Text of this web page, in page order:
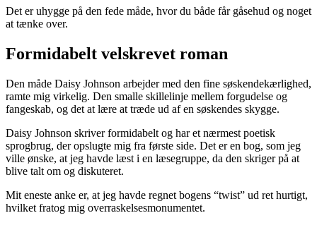
Det er uhygge på den fede måde, hvor du både får gåsehud og noget
at tænke over.
Formidabelt velskrevet roman
Den måde Daisy Johnson arbejder med den fine søskendekærlighed,
ramte mig virkelig. Den smalle skillelinje mellem forgudelse og
fangeskab, og det at lære at træde ud af en søskendes skygge.
Daisy Johnson skriver formidabelt og har et nærmest poetisk
sprogbrug, der opslugte mig fra første side. Det er en bog, som jeg
ville ønske, at jeg havde læst i en læsegruppe, da den skriger på at
blive talt om og diskuteret.
Mit eneste anke er, at jeg havde regnet bogens “twist” ud ret hurtigt,
hvilket fratog mig overraskelsesmonumentet.